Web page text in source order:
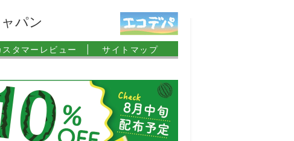
パン
スタマーレビュー | サイトマップ